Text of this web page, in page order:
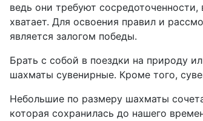
ведь они требуют
хватает. Для освоения правил и
является залогом победы.
Брать с собой в поездки на природу
шахматы сувенирные. Кроме того,
Небольшие по размеру шахматы
которая сохранилась до нашего